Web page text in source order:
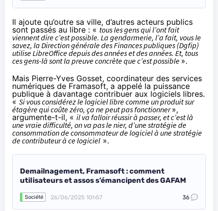
Il ajoute qu’outre sa ville, d’autres acteurs publics
sont passés au libre : « tous les gens qui l’ont fait
viennent dire c’est possible. La gendarmerie, l’a fait, vous le
savez, la Direction générale des Finances publiques (Dgfip)
utilise LibreOffice depuis des années et des années. Et, tous
ces gens-là sont la preuve concrète que c’est possible ».
Mais Pierre-Yves Gosset, coordinateur des services
numériques de Framasoft, a appelé la puissance
publique à davantage contribuer aux logiciels libres.
« Si vous considérez le logiciel libre comme un produit sur
étagère qui coûte zéro, ça ne peut pas fonctionner»,
argumente-t-il, « il va falloir réussir à passer, et c’est là
une vraie difficulté, on va pas le nier, d’une stratégie de
consommation de consommateur de logiciel à une stratégie
de contributeur à ce logiciel ».
Demailnagement, Framasoft : comment
utilisateurs et assos s’émancipent des GAFAM
Société 26/06/2025 10h57 36